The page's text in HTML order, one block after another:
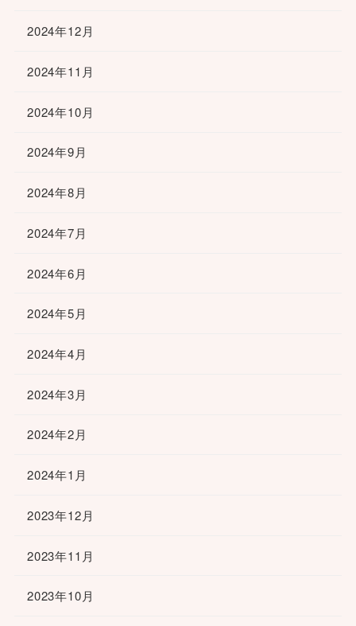
2024年12月
2024年11月
2024年10月
2024年9月
2024年8月
2024年7月
2024年6月
2024年5月
2024年4月
2024年3月
2024年2月
2024年1月
2023年12月
2023年11月
2023年10月